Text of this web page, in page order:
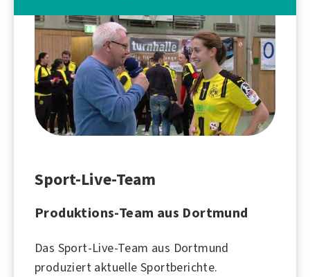
Sport-Live-Team
Produktions-Team aus Dortmund
Das Sport-Live-Team aus Dortmund
produziert aktuelle Sportberichte.